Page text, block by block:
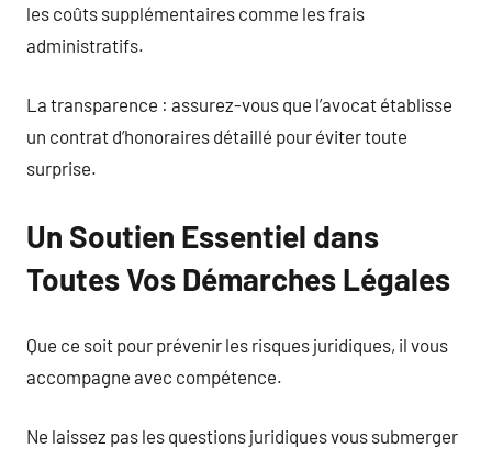
les coûts supplémentaires comme les frais
administratifs.
La transparence : assurez-vous que l’avocat établisse
un contrat d’honoraires détaillé pour éviter toute
surprise.
Un Soutien Essentiel dans
Toutes Vos Démarches Légales
Que ce soit pour prévenir les risques juridiques, il vous
accompagne avec compétence.
Ne laissez pas les questions juridiques vous submerger